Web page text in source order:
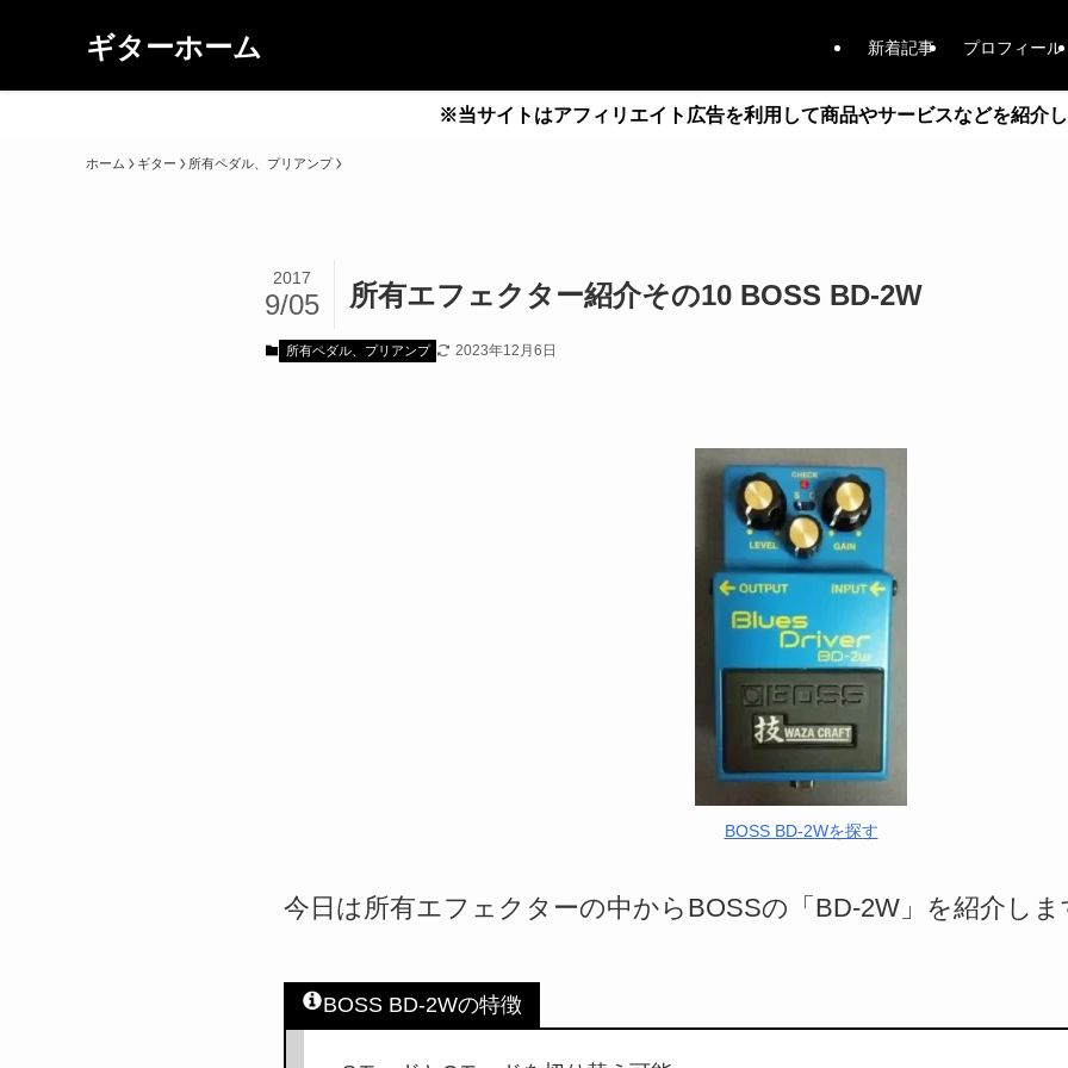
ギターホーム 新着記事 プロフィール
※当サイトはアフィリエイト広告を利用して商品やサービスなどを紹介
ホーム ギター 所有ペダル、プリアンプ
所有エフェクター紹介その10 BOSS BD-2W
2017
9/05
所有ペダル、プリアンプ 2023年12月6日
BOSS BD-2Wを探す
今日は所有エフェクターの中からBOSSの「BD-2W」を紹介しま
BOSS BD-2Wの特徴